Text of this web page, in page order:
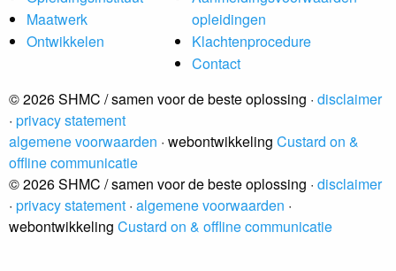
Maatwerk
Ontwikkelen
opleidingen
Klachtenprocedure
Contact
© 2026 SHMC / samen voor de beste oplossing · disclaimer
· privacy statement
algemene voorwaarden · webontwikkeling Custard on &
offline communicatie
© 2026 SHMC / samen voor de beste oplossing · disclaimer
· privacy statement · algemene voorwaarden ·
webontwikkeling Custard on & offline communicatie